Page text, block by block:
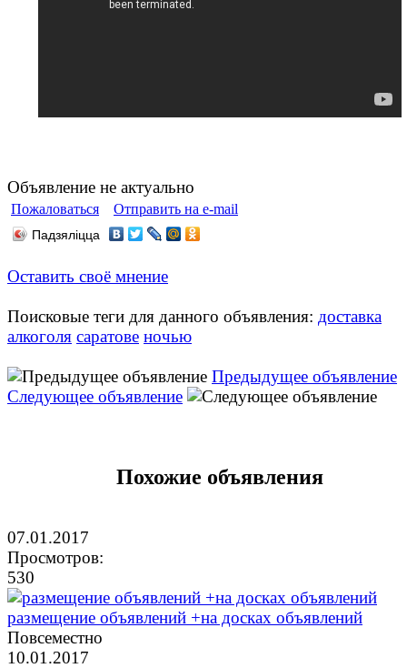
Объявление не актуально
Пожаловаться Отправить на e-mail
Падзяліцца
Оставить своё мнение
Поисковые теги для данного объявления: доставка
алкоголя саратове ночью
Предыдущее объявление
Следующее объявление
Похожие объявления
07.01.2017
Просмотров:
530
размещение объявлений +на досках объявлений
Повсеместно
10.01.2017